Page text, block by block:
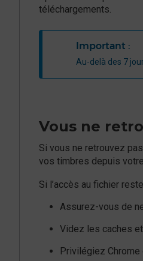
téléchargements.
Important :​
Au-delà des 7
Vous ne
Si vous ne retrouvez
vos timbres depuis votre
Si l’accès au fichier
Assurez-vous de
Videz les caches
Privilégiez Chrome